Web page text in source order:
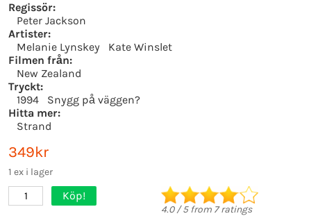
Regissör:
Peter Jackson
Artister:
Melanie Lynskey
Kate Winslet
Filmen från:
New Zealand
Tryckt:
1994
Snygg på väggen?
Hitta mer:
Strand
349kr
1 ex i lager
1 Köp!
4.0/5from 7ratings